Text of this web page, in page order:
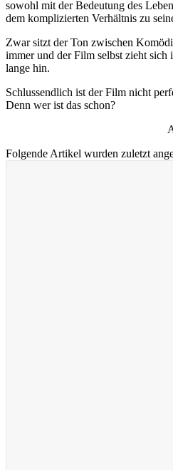
sowohl mit der Bedeutung des
dem komplizierten Verhältnis zu
Zwar sitzt der Ton zwischen
immer und der Film selbst zieht sich
lange hin.
Schlussendlich ist der Film nicht
Denn wer ist das schon?
Folgende Artikel wurden zuletzt